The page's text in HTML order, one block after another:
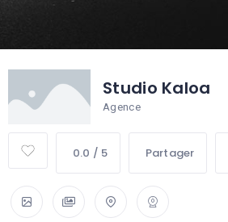
Studio Kaloa
Agence
0.0 / 5 Partager